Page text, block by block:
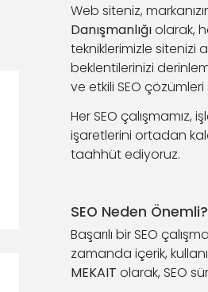
Web siteniz,
Danışmanlığıolarak,
tekniklerimizle sitenizi
beklentilerinizi
ve etkili SEO
Her SEO
işaretlerini ortadan
taahhüt ediyoruz.
SEO Neden Önemli?
Başarılı bir SEO
zamanda içerik,
MEKAIT olarak, SEO